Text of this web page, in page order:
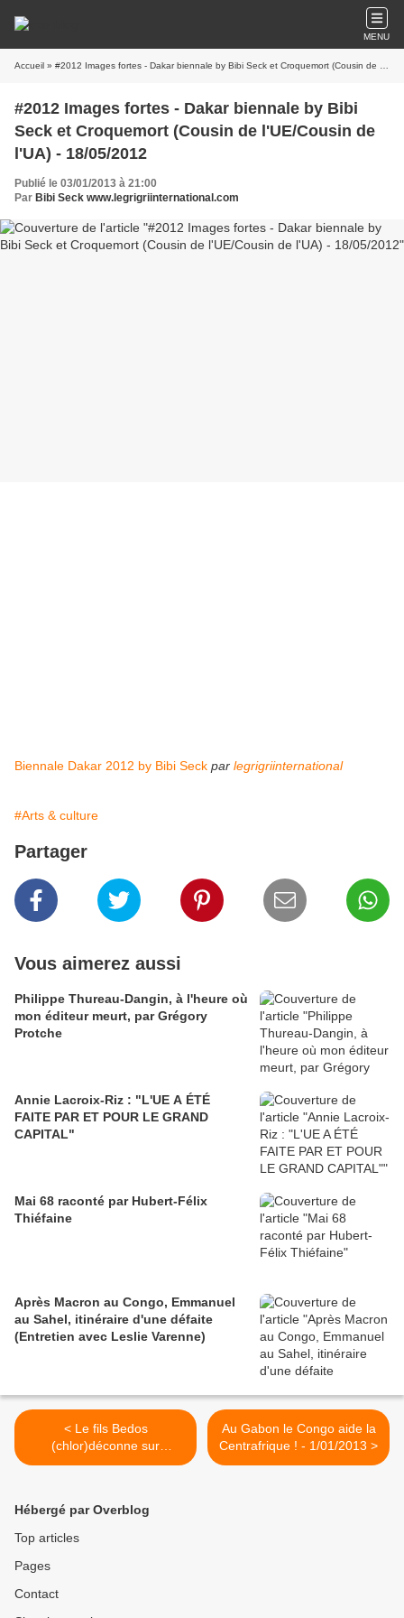
MENU
Accueil » #2012 Images fortes - Dakar biennale by Bibi Seck et Croquemort (Cousin de l'UE/Cousin de l'UA) - 18/05/2012
#2012 Images fortes - Dakar biennale by Bibi
Seck et Croquemort (Cousin de l'UE/Cousin de
l'UA) - 18/05/2012
Publié le 03/01/2013 à 21:00
Par Bibi Seck www.legrigriinternational.com
Biennale Dakar 2012 by Bibi Seck par legrigriinternational
#Arts & culture
Partager
Vous aimerez aussi
Philippe Thureau-Dangin, à l'heure où
mon éditeur meurt, par Grégory
Protche
Annie Lacroix-Riz : "L'UE A ÉTÉ
FAITE PAR ET POUR LE GRAND
CAPITAL"
Mai 68 raconté par Hubert-Félix
Thiéfaine
Après Macron au Congo, Emmanuel
au Sahel, itinéraire d'une défaite
(Entretien avec Leslie Varenne)
< Le fils Bedos
(chlor)déconne sur
l'indolence insulaire d'un
Au Gabon le Congo aide la
Centrafrique ! - 1/01/2013 >
Hébergé par Overblog
Top articles
Pages
Contact